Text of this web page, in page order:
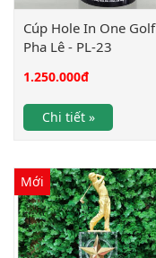
Cúp Hole In One Golf
Pha Lê - PL-23
1.250.000đ
Chi tiết »
Mới